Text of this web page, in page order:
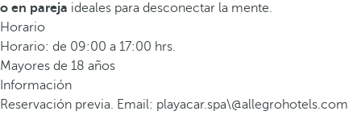
o en pareja ideales para desconectar la mente.
Horario
Horario: de 09:00 a 17:00 hrs.
Mayores de 18 años
Información
Reservación previa. Email: playacar.spa\@allegrohotels.com